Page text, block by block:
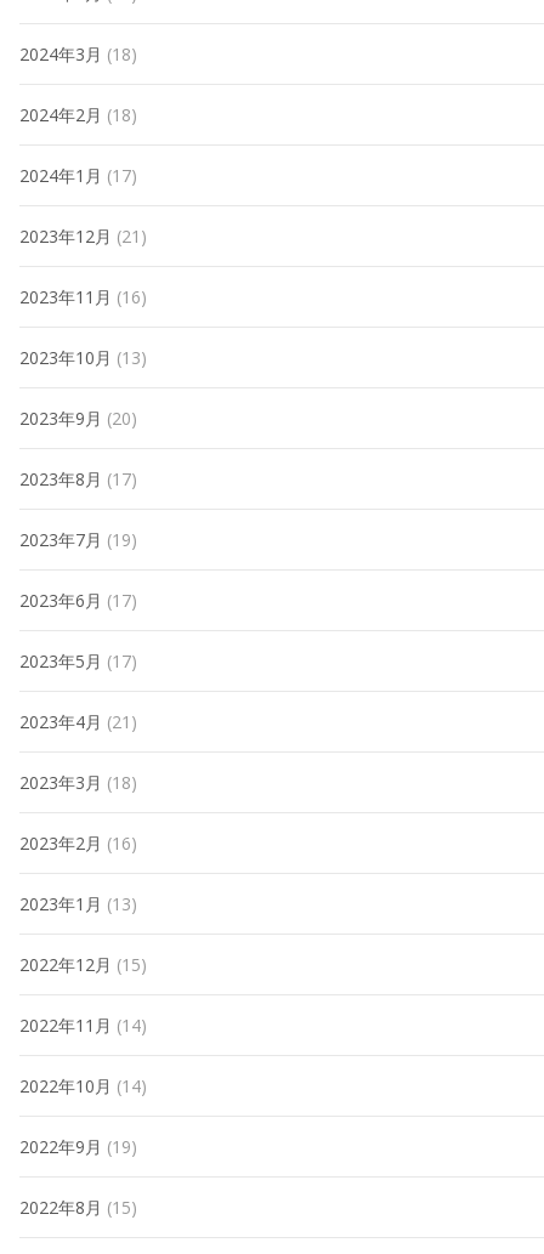
2024年3月 (18)
2024年2月 (18)
2024年1月 (17)
2023年12月 (21)
2023年11月 (16)
2023年10月 (13)
2023年9月 (20)
2023年8月 (17)
2023年7月 (19)
2023年6月 (17)
2023年5月 (17)
2023年4月 (21)
2023年3月 (18)
2023年2月 (16)
2023年1月 (13)
2022年12月 (15)
2022年11月 (14)
2022年10月 (14)
2022年9月 (19)
2022年8月 (15)